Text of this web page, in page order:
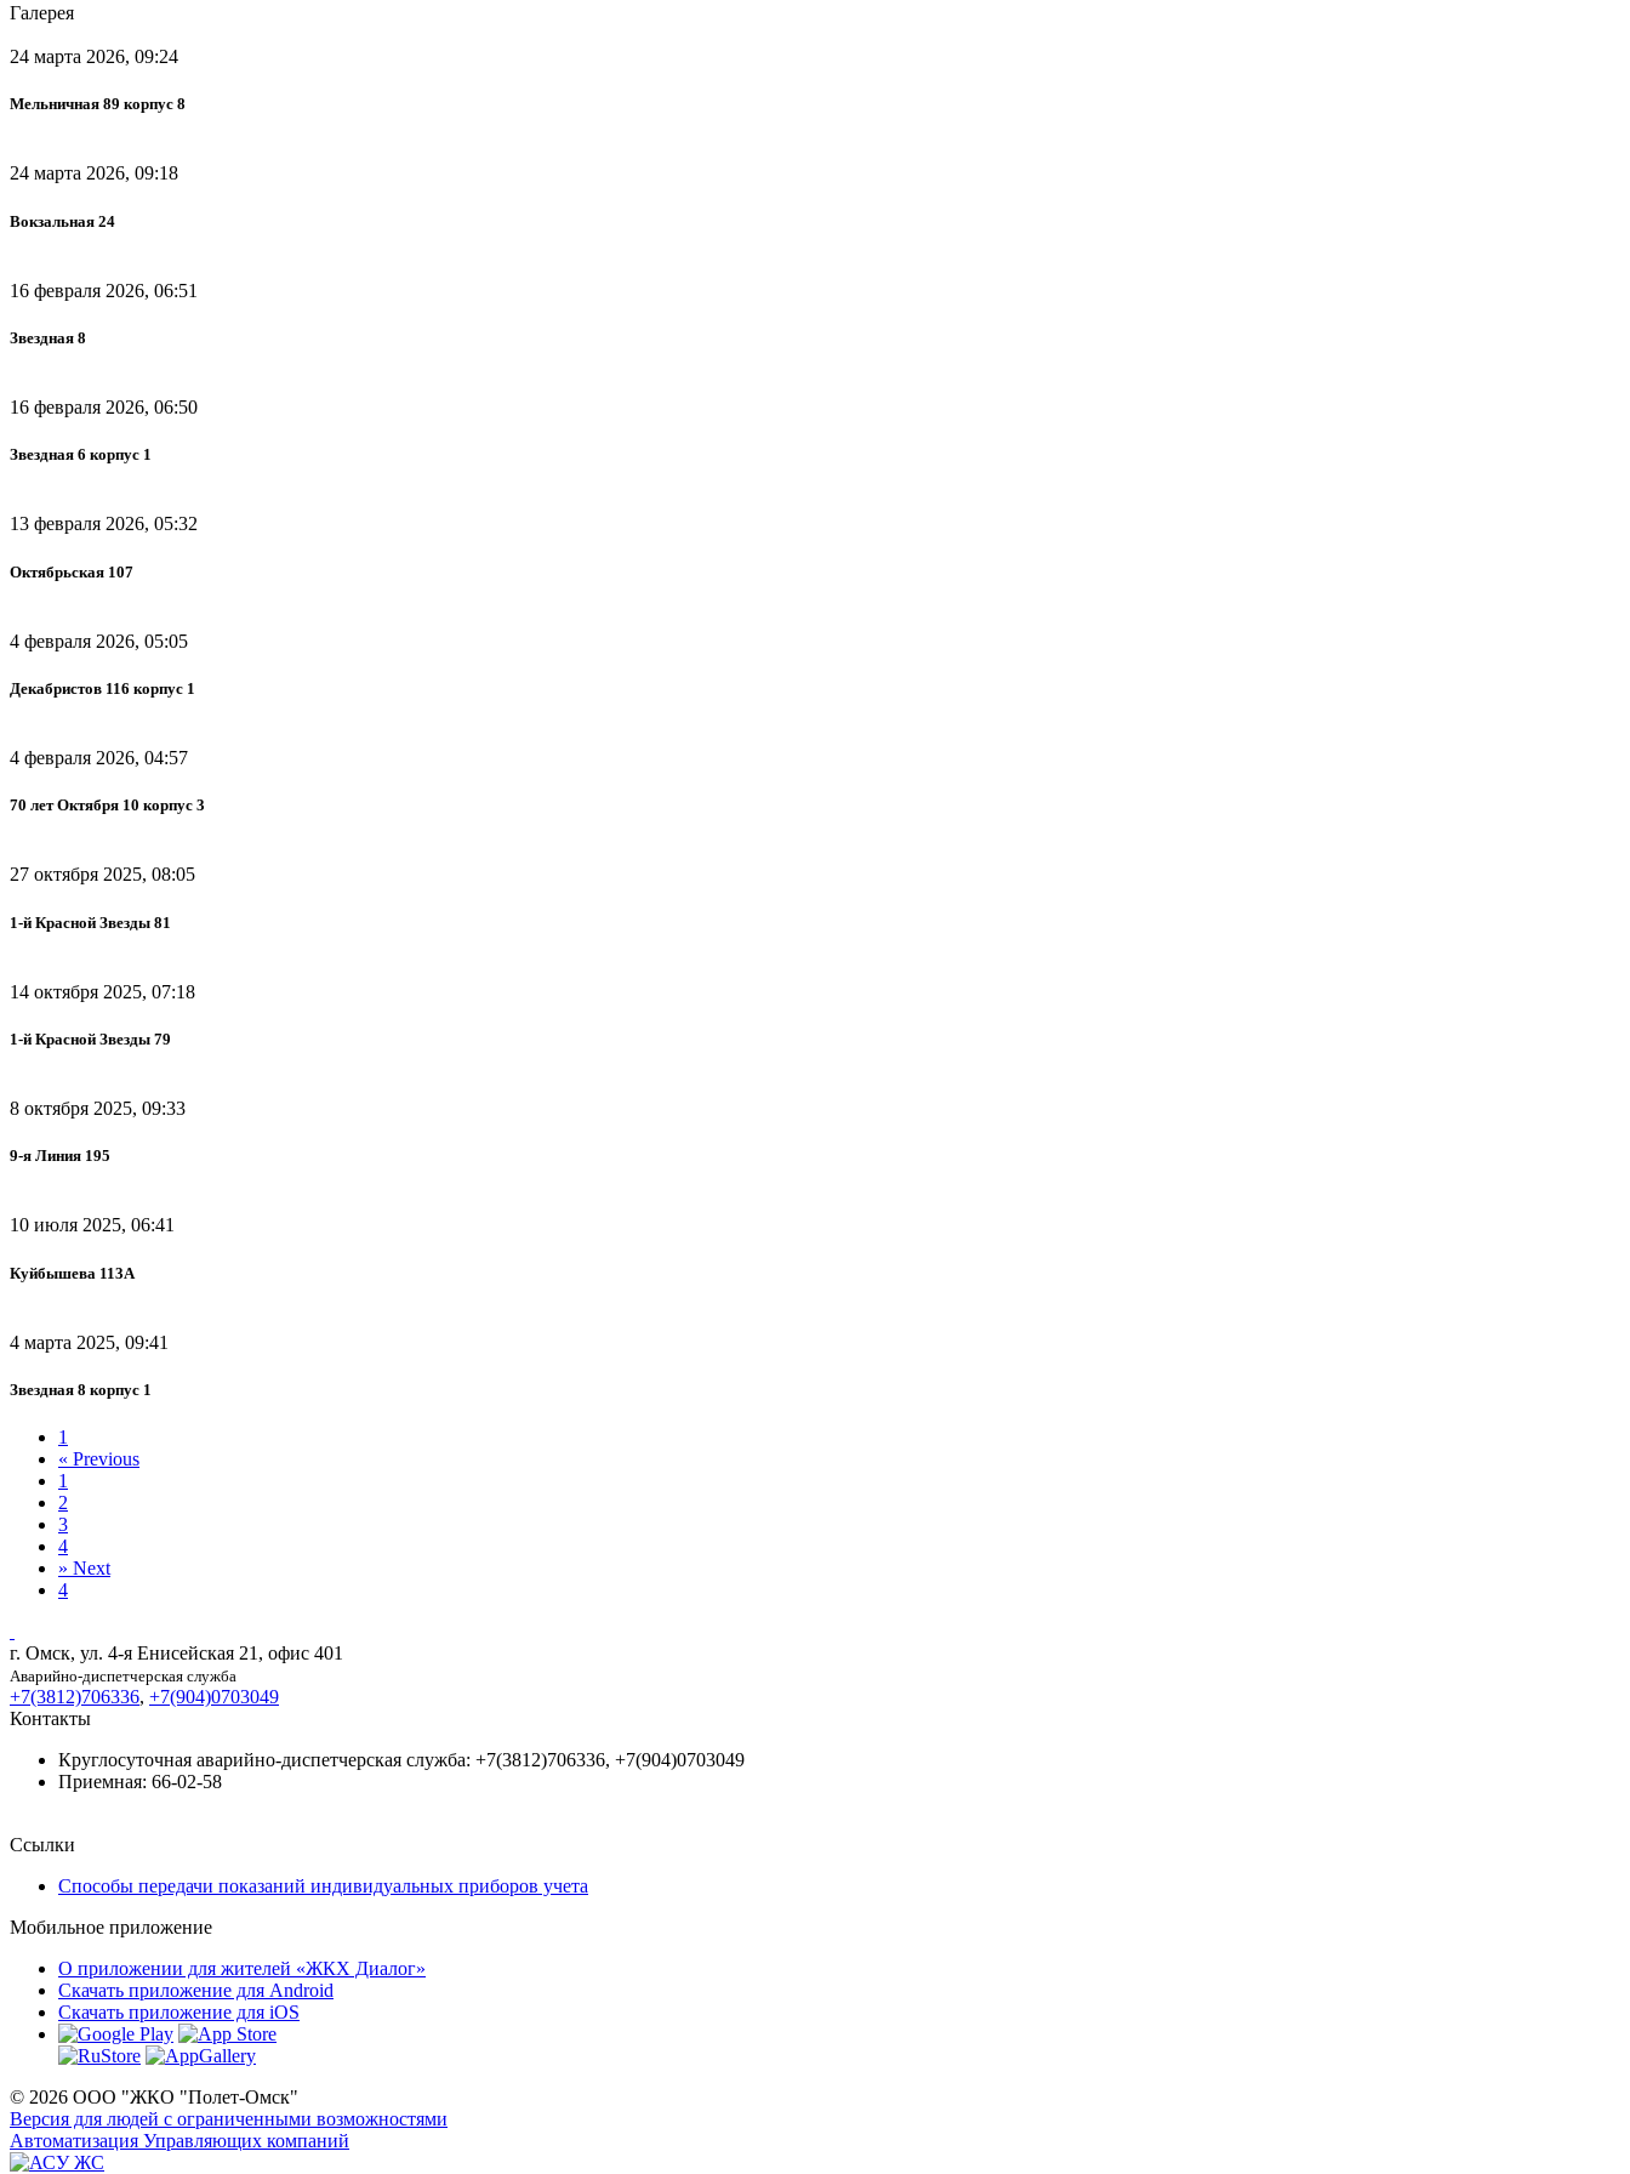
Галерея
24 марта 2026, 09:24
Мельничная 89 корпус 8
24 марта 2026, 09:18
Вокзальная 24
16 февраля 2026, 06:51
Звездная 8
16 февраля 2026, 06:50
Звездная 6 корпус 1
13 февраля 2026, 05:32
Октябрьская 107
4 февраля 2026, 05:05
Декабристов 116 корпус 1
4 февраля 2026, 04:57
70 лет Октября 10 корпус 3
27 октября 2025, 08:05
1-й Красной Звезды 81
14 октября 2025, 07:18
1-й Красной Звезды 79
8 октября 2025, 09:33
9-я Линия 195
10 июля 2025, 06:41
Куйбышева 113А
4 марта 2025, 09:41
Звездная 8 корпус 1
1
« Previous
1
2
3
4
» Next
4
г. Омск, ул. 4-я Енисейская 21, офис 401
Аварийно-диспетчерская служба
+7(3812)706336, +7(904)0703049
Контакты
Круглосуточная аварийно-диспетчерская служба: +7(3812)706336, +7(904)0703049
Приемная: 66-02-58
Ссылки
Способы передачи показаний индивидуальных приборов учета
Мобильное приложение
О приложении для жителей «ЖКХ Диалог»
Скачать приложение для Android
Скачать приложение для iOS
© 2026 ООО "ЖКО "Полет-Омск"
Версия для людей с ограниченными возможностями
Автоматизация Управляющих компаний